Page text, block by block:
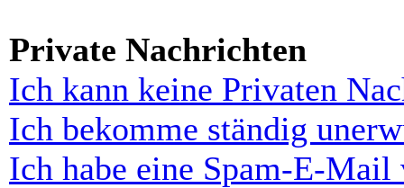
Private Nachrichten
Ich kann keine Privaten
Ich bekomme ständig
Ich habe eine Spam-E-